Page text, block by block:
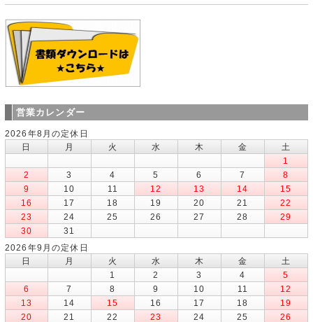
営業カレンダー
2026年8月の定休日
日
月 火 水 木 金
土
1
2
3 4 5 6 7
8
9
10 11 12 13 14
15
16
17 18 19 20 21
22
23
24 25 26 27 28
29
30
31
2026年9月の定休日
日
月 火 水 木 金
土
1
2 3 4
5
6
7 8 9 10 11
12
13
14 15 16 17 18
19
20
21 22 23 24 25
26